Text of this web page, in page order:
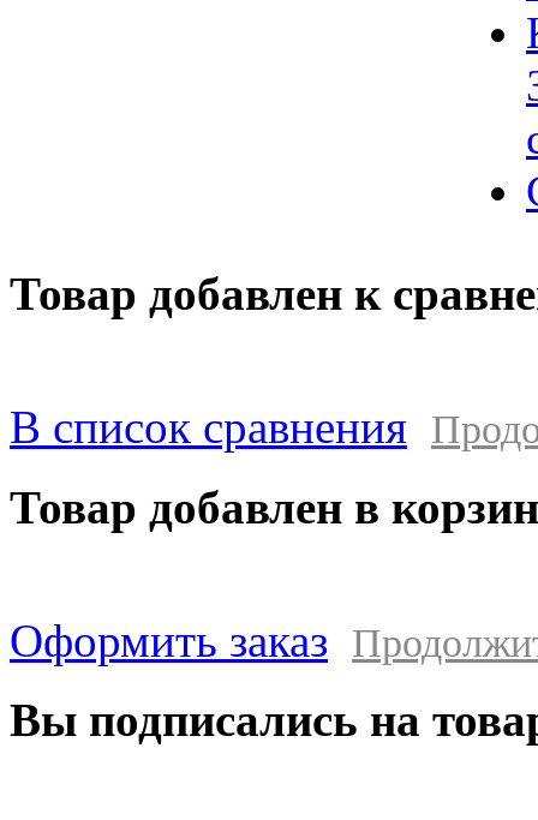
Товар добавлен к
В список сравнения
Товар добавлен в
Оформить заказ
Вы подписались на